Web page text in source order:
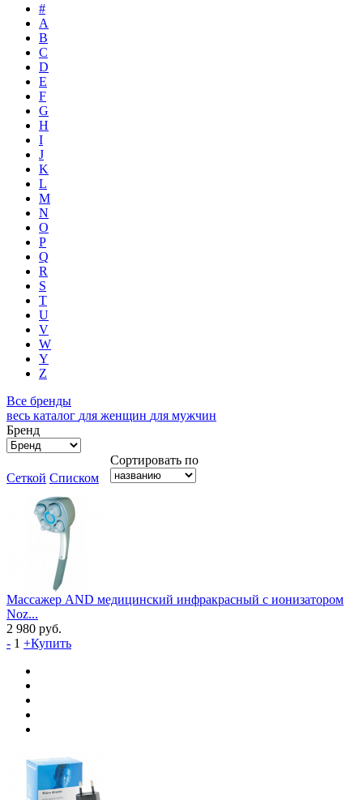
#
A
B
C
D
E
F
G
H
I
J
K
L
M
N
O
P
Q
R
S
T
U
V
W
Y
Z
Все бренды
весь каталог для женщин для мужчин
Бренд
Сортировать по
Сеткой Списком
Массажер AND медицинский инфракрасный с ионизатором
Noz...
2 980 руб.
- 1 +Купить